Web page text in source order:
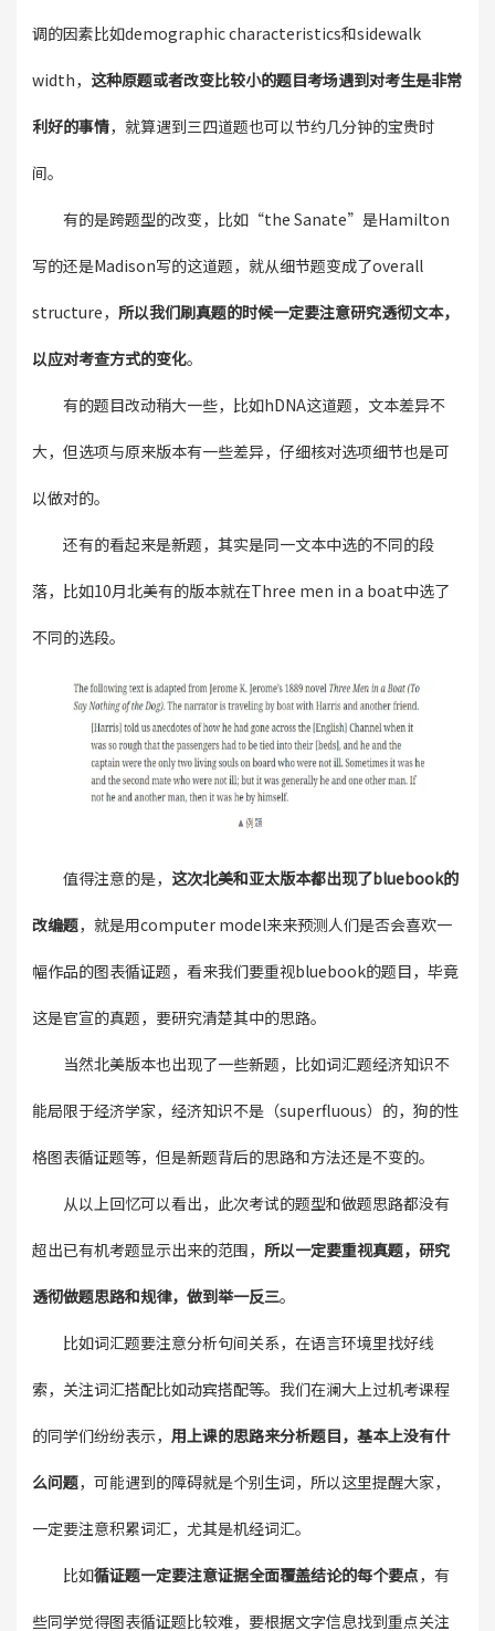
调的因素比如demographic characteristics和sidewalk
width， 这种原题或者改变比较小的题目考场遇到对考生是非常
利好的事情，就算遇到三四道题也可以节约几分钟的宝贵时
间。
有的是跨题型的改变，比如“the Sanate”是Hamilton
写的还是Madison写的这道题，就从细节题变成了overall
structure， 所以我们刷真题的时候一定要注意研究透彻文本，
以应对考查方式的变化。
有的题目改动稍大一些，比如hDNA这道题，文本差异不
大，但选项与原来版本有一些差异，仔细核对选项细节也是可
以做对的。
还有的看起来是新题，其实是同一文本中选的不同的段
落，比如10月北美有的版本就在Three men in a boat中选了
不同的选段。
值得注意的是， 这次北美和亚太版本都出现了bluebook的
改编题，就是用computer model来来预测人们是否会喜欢一
幅作品的图表循证题，看来我们要重视bluebook的题目，毕竟
这是官宣的真题，要研究清楚其中的思路。
当然北美版本也出现了一些新题，比如词汇题经济知识不
能局限于经济学家，经济知识不是（superfluous）的，狗的性
格图表循证题等，但是新题背后的思路和方法还是不变的。
从以上回忆可以看出，此次考试的题型和做题思路都没有
超出已有机考题显示出来的范围， 所以一定要重视真题，研究
透彻做题思路和规律，做到举一反三。
比如词汇题要注意分析句间关系，在语言环境里找好线
索，关注词汇搭配比如动宾搭配等。我们在澜大上过机考课程
的同学们纷纷表示， 用上课的思路来分析题目，基本上没有什
么问题，可能遇到的障碍就是个别生词，所以这里提醒大家，
一定要注意积累词汇，尤其是机经词汇。
比如循证题一定要注意证据全面覆盖结论的每个要点，有
些同学觉得图表循证题比较难，要根据文字信息找到重点关注